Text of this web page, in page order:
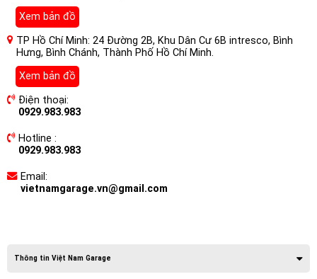
Xem bản đồ
TP Hồ Chí Minh: 24 Đường 2B, Khu Dân Cư 6B intresco, Bình
Hưng, Bình Chánh, Thành Phố Hồ Chí Minh.
Xem bản đồ
Điện thoại:
0929.983.983
Hotline :
0929.983.983
Email:
vietnamgarage.vn@gmail.com
Thông tin Việt Nam Garage